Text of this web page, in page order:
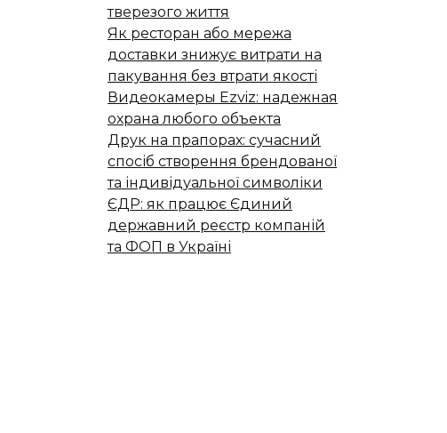
тверезого життя
Як ресторан або мережа
доставки знижує витрати на
пакування без втрати якості
Видеокамеры Ezviz: надежная
охрана любого объекта
Друк на прапорах: сучасний
спосіб створення брендованої
та індивідуальної символіки
ЄДР: як працює Єдиний
державний реєстр компаній
та ФОП в Україні